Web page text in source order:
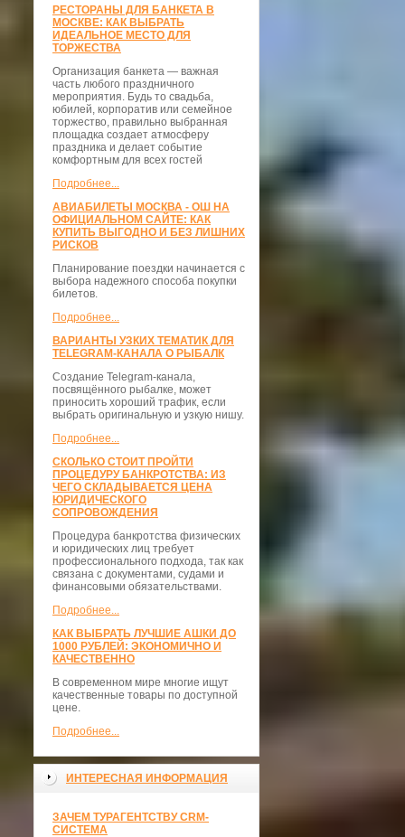
РЕСТОРАНЫ ДЛЯ БАНКЕТА В
МОСКВЕ: КАК ВЫБРАТЬ
ИДЕАЛЬНОЕ МЕСТО ДЛЯ
ТОРЖЕСТВА
Организация банкета — важная
часть любого праздничного
мероприятия. Будь то свадьба,
юбилей, корпоратив или семейное
торжество, правильно выбранная
площадка создает атмосферу
праздника и делает событие
комфортным для всех гостей
Подробнее...
АВИАБИЛЕТЫ МОСКВА - ОШ НА
ОФИЦИАЛЬНОМ САЙТЕ: КАК
КУПИТЬ ВЫГОДНО И БЕЗ ЛИШНИХ
РИСКОВ
Планирование поездки начинается с
выбора надежного способа покупки
билетов.
Подробнее...
ВАРИАНТЫ УЗКИХ ТЕМАТИК ДЛЯ
TELEGRAM-КАНАЛА О РЫБАЛК
Создание Telegram-канала,
посвящённого рыбалке, может
приносить хороший трафик, если
выбрать оригинальную и узкую нишу.
Подробнее...
СКОЛЬКО СТОИТ ПРОЙТИ
ПРОЦЕДУРУ БАНКРОТСТВА: ИЗ
ЧЕГО СКЛАДЫВАЕТСЯ ЦЕНА
ЮРИДИЧЕСКОГО
СОПРОВОЖДЕНИЯ
Процедура банкротства физических
и юридических лиц требует
профессионального подхода, так как
связана с документами, судами и
финансовыми обязательствами.
Подробнее...
КАК ВЫБРАТЬ ЛУЧШИЕ АШКИ ДО
1000 РУБЛЕЙ: ЭКОНОМИЧНО И
КАЧЕСТВЕННО
В современном мире многие ищут
качественные товары по доступной
цене.
Подробнее...
ИНТЕРЕСНАЯ ИНФОРМАЦИЯ
ЗАЧЕМ ТУРАГЕНТСТВУ CRM-
СИСТЕМА